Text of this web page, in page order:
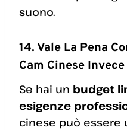
suono.
14. Vale La Pena
Cam Cinese
Se hai un budget
esigenze
cinese può essere